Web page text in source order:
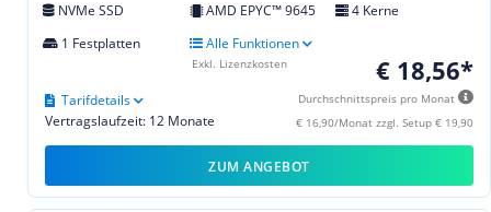
NVMe SSD AMD EPYC™ 9645
4 Kerne
1 Festplatten
Alle Funktionen
€ 18,56*
Durchschnittspreis pro Monat
€ 16,90/Monat zzgl. Setup € 19,90
Vertragslaufzeit: 12 Monate
Tarifdetails
Exkl. Lizenzkosten
ZUM ANGEBOT